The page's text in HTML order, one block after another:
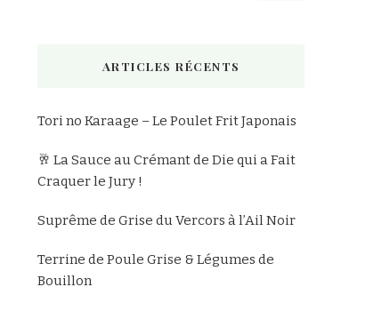
ARTICLES RÉCENTS
Tori no Karaage – Le Poulet Frit Japonais
🥂 La Sauce au Crémant de Die qui a Fait
Craquer le Jury !
Suprême de Grise du Vercors à l’Ail Noir
Terrine de Poule Grise & Légumes de
Bouillon